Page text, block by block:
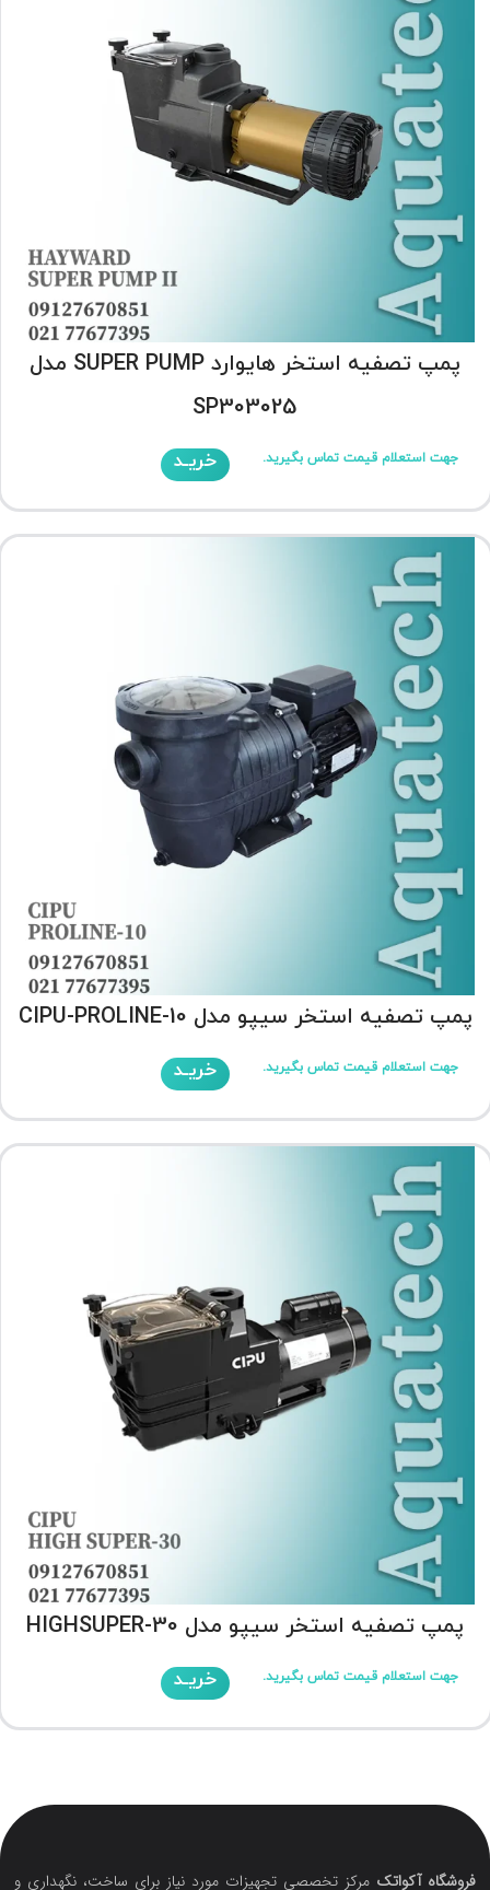
پمپ تصفیه استخر هایوارد SUPER PUMP مدل
SP303025
جهت استعلام قیمت تماس بگیرید. خریـد
پمپ تصفیه استخر سیپو مدل CIPU-PROLINE-10
جهت استعلام قیمت تماس بگیرید. خریـد
پمپ تصفیه استخر سیپو مدل HIGHSUPER-30
جهت استعلام قیمت تماس بگیرید. خریـد
فروشگاه آکواتک مرکز تخصصی تجهیزات مورد نیاز برای ساخت، نگهداری و